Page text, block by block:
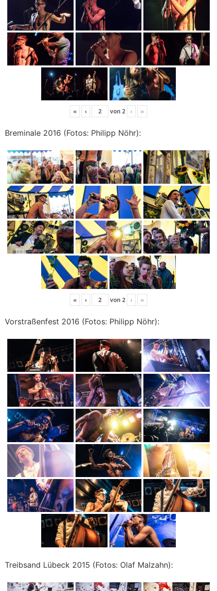
« ‹ von 2 › »
Breminale 2016 (Fotos: Philipp Nöhr):
« ‹ von 2 › »
Vorstraßenfest 2016 (Fotos: Philipp Nöhr):
Treibsand Lübeck 2015 (Fotos: Olaf Malzahn):